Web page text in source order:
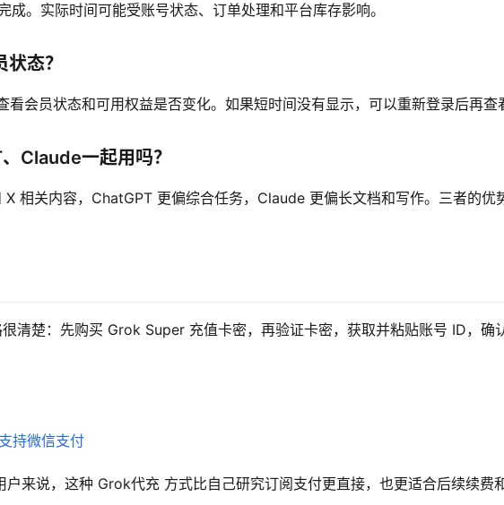
。实际时间可能受账号状态、订单处理和平台库存影响。
态？
会员状态和可用权益是否变化。如果短时间没有显示，可以重新登录后再查
Claude一起用吗？
相关内容，ChatGPT 更偏综合任务，Claude 更偏长文档和写作。三者的优
清楚：先购买 Grok Super 充值卡密，再验证卡密，获取并粘贴账号 ID，确
持微信支付
户来说，这种 Grok代充 方式比自己研究订阅支付更直接，也更适合后续续费